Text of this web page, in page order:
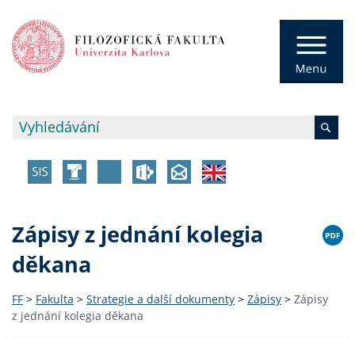
Zápisy z jednání kolegia
děkana
FF > Fakulta > Strategie a další dokumenty > Zápisy > Zápisy
z jednání kolegia děkana